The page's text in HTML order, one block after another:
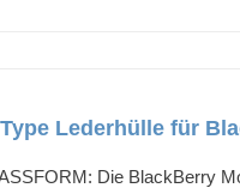
Lederhülle für
Die BlackBerry